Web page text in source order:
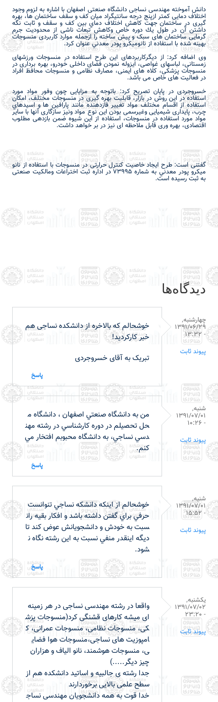
دانش آموخته مهندسی نساجی دانشگاه صنعتی اصفهان با اشاره به لزوم وجود
اختلاف دمایی کمتر ازپنج درجه سانتیگراد میان کف و سقف ساختمان ها، بهره
گیری در ساختمان جهت كاهش اختلاف دماي بين كف و سقف و ثابت نگه
داشتن آن در طول يك دوره خاص وکاهش تبعات ناشی از محدودیت جرم
گرمایی ساختمان­ های سبک و پیش ساخته را ازجمله موارد کاربردی منسوجات
بهینه شده با استفاده از نانوميكرو پودر معدني عنوان کرد.
وی اضافه کرد: از دیگرکاربردهای این طرح استفاده در منسوجات ورزش­های
زمستانی، لباس­های غواصی، ایزوله نمودن فضای داخلی خودرو، بهره برداری در
منسوجات پزشکی، کلاه های ایمنی، مصارف نظامی و منسوجات محافظ افراد
در فعالیت های خاص می باشد.
خسروجردی در پایان تصریح کرد: باتوجه به مزایایی چون وفور مواد مورد
استفاده در این روش در بازار، قابلیت بهره گیری در منسوجات مختلف، امکان
استفاده از اقسام مختلف مواد تغيير فازدهنده مانند پارافين­ ها و اسيدهاي
چرب، پایداری شیمیایی وغیرسمی بودن این نوع مواد ونیز سازگاری آنها با سایر
مواد مورد استفاده در منسوجات، استفاده از این شیوه ضمن بازدهی مطلوب
اقتصادی، بهره وری قابل ملاحظه ای نیز در بر خواهد داشت.
گفتنی است: طرح ایجاد خاصیت کنترل حرارتی در منسوجات با استفاده از نانو
ميكرو پودر معدني به شماره 73995 در اداره ثبت اختراعات ومالکیت صنعتی
به ثبت رسیده است.
دیدگاه‌ها
چهارشنبه,
1391/06/29
- 13:32
پیوند ثابت
خوشحالم که بالاخره از دانشکده نساجی هم
خبر کارکردید!
تبریک به آقای خسروجردی
پاسخ
شنبه,
1391/07/01
- 10:26
پیوند ثابت
من به دانشگاه صنعتي اصفهان ، دانشگاه م
حل تحصيلم در دوره كارشناسي در رشته مهن
دسي نساجي، به دانشگاه محبوبم افتخار مي
كنم.
پاسخ
شنبه,
1391/07/01
- 15:52
پیوند ثابت
خوشحالم از اينکه دانشکه نساجي تنوانست
حرفي براي گفتن داشته باشد و افکار بقيه ران
سبت به خودش و دانشجويانش عوض کند تا
ديگه اينقدر منفي نسبت به اين رشته نگاه ن
شود.
پاسخ
یکشنبه,
1391/07/02
- 23:20
پیوند ثابت
واقعا در رشته مهندسی نساجی در هر زمینه
ای میشه کارهای قشنگی کرد(منسوجات پزش
کی، منسوجات نظامی، منسوجات عمرانی، ک
امپوزیت های نساجی،منسوجات هوا فضای
ی، منسوجات هوشمند، نانو الیاف و هزاران
چیز دیگر.....)
جدا رشته ی جالبیه و اساتید دانشکده هم از
سطح علمی بالایی برخوردارند
خدا قوت به همه دانشجویان مهندسی نساج